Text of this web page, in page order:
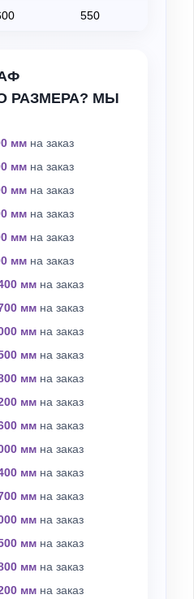
550
РАЗМЕРА? МЫ
мм на заказ
мм на заказ
мм на заказ
мм на заказ
мм на заказ
мм на заказ
мм на заказ
мм на заказ
мм на заказ
мм на заказ
мм на заказ
мм на заказ
мм на заказ
мм на заказ
мм на заказ
мм на заказ
мм на заказ
мм на заказ
мм на заказ
мм на заказ